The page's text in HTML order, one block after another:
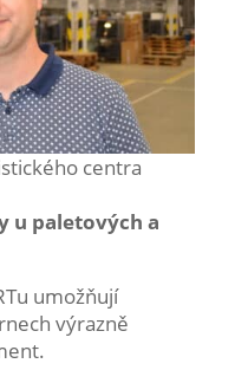
centra
u paletových a
umožňují
výrazně